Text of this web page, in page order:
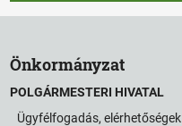
Önkormányzat
POLGÁRMESTERI HIVATAL
Ügyfélfogadás, elérhetőségek